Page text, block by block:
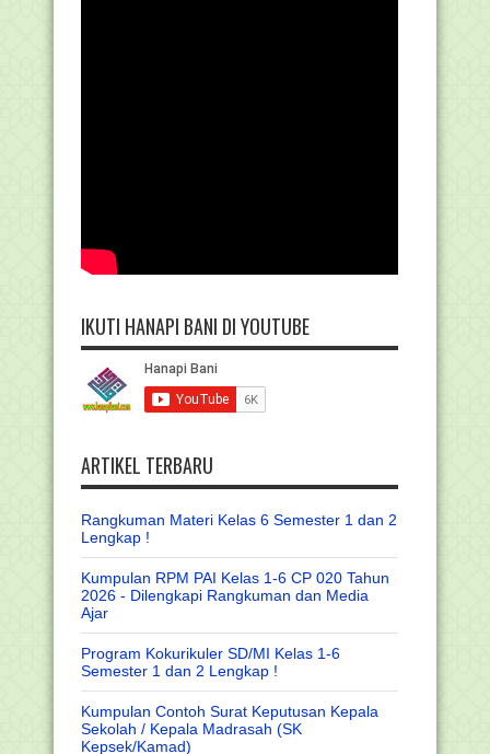
IKUTI HANAPI BANI DI YOUTUBE
ARTIKEL TERBARU
Rangkuman Materi Kelas 6 Semester 1 dan 2
Lengkap !
Kumpulan RPM PAI Kelas 1-6 CP 020 Tahun
2026 - Dilengkapi Rangkuman dan Media
Ajar
Program Kokurikuler SD/MI Kelas 1-6
Semester 1 dan 2 Lengkap !
Kumpulan Contoh Surat Keputusan Kepala
Sekolah / Kepala Madrasah (SK
Kepsek/Kamad)